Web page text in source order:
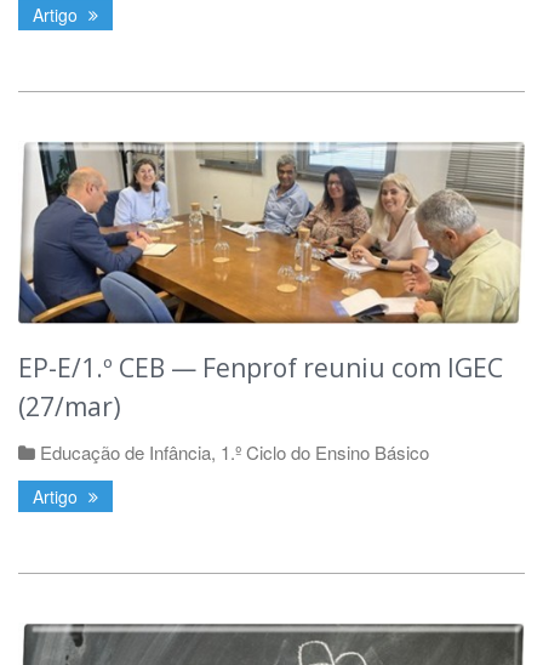
Artigo
EP-E/1.º CEB — Fenprof reuniu com IGEC
(27/mar)
Educação de Infância, 1.º Ciclo do Ensino Básico
Artigo